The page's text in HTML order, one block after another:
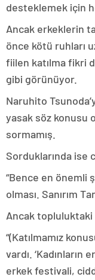
desteklemek için
Ancak erkeklerin
önce kötü ruhları
fiilen katılma fikri
gibi görünüyor.
Naruhito
yasak söz konusu
sormamış.
Sorduklarında ise
“Bence en önemli
olması. Sanırım
Ancak topluluktaki
“(Katılmamız
vardı. ‘Kadınların
erkek festivali,